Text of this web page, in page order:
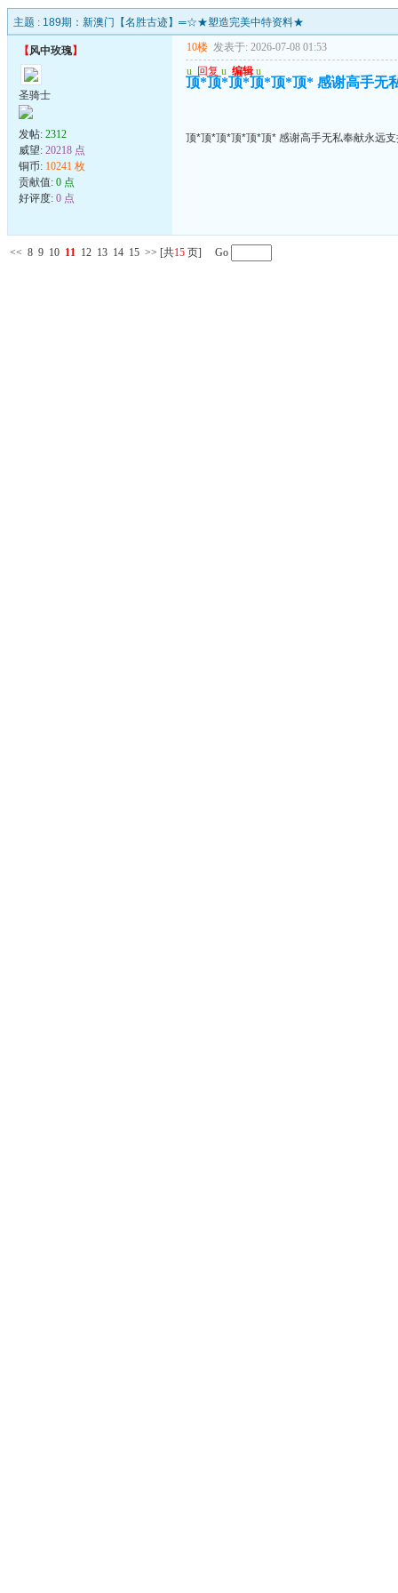
主题 : 189期：新澳门【名胜古迹】═☆★塑造完美中特资料★
【风中玫瑰】
圣骑士
发帖: 2312
威望: 20218 点
铜币: 10241 枚
贡献值: 0 点
好评度: 0 点
10楼 发表于: 2026-07-08 01:53
u 回复 u 编辑 u
顶*顶*顶*顶*顶*顶* 感谢高手无
顶*顶*顶*顶*顶*顶* 感谢高手无私奉献永远
<< 8 9 10 11 12 13 14 15 >> [共15 页] Go